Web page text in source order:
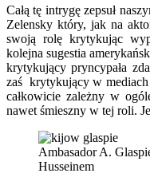
Całą tę intrygę zepsuł
Zelensky który, jak na
swoją rolę krytykując
kolejna sugestia
krytykujący pryncypała
zaś krytykujący w mediach
całkowicie zależny w
nawet śmieszny w tej roli.
Ambasador A.
Husseinem